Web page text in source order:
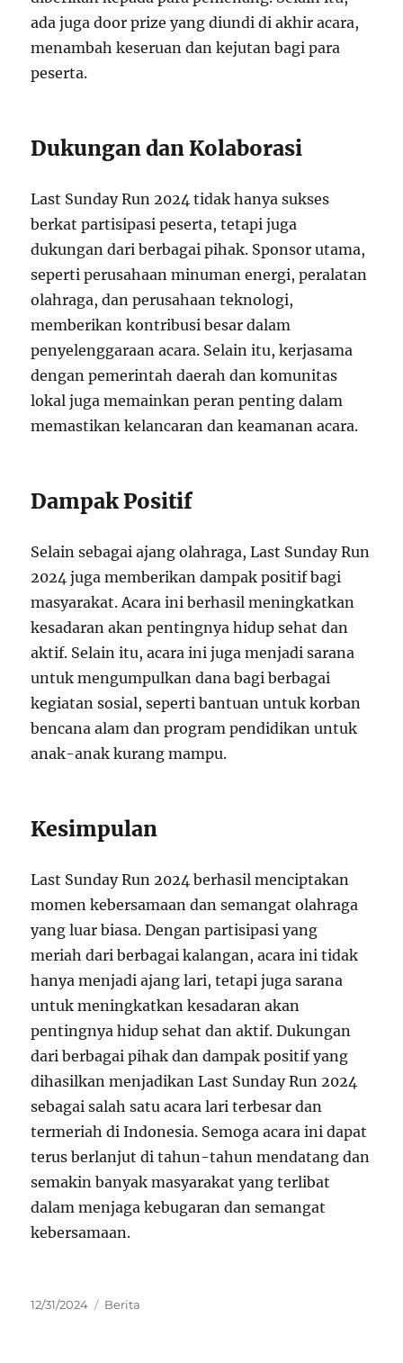
ada juga door prize yang diundi di akhir acara,
menambah keseruan dan kejutan bagi para
peserta.
Dukungan dan Kolaborasi
Last Sunday Run 2024 tidak hanya sukses
berkat partisipasi peserta, tetapi juga
dukungan dari berbagai pihak. Sponsor utama,
seperti perusahaan minuman energi, peralatan
olahraga, dan perusahaan teknologi,
memberikan kontribusi besar dalam
penyelenggaraan acara. Selain itu, kerjasama
dengan pemerintah daerah dan komunitas
lokal juga memainkan peran penting dalam
memastikan kelancaran dan keamanan acara.
Dampak Positif
Selain sebagai ajang olahraga, Last Sunday Run
2024 juga memberikan dampak positif bagi
masyarakat. Acara ini berhasil meningkatkan
kesadaran akan pentingnya hidup sehat dan
aktif. Selain itu, acara ini juga menjadi sarana
untuk mengumpulkan dana bagi berbagai
kegiatan sosial, seperti bantuan untuk korban
bencana alam dan program pendidikan untuk
anak-anak kurang mampu.
Kesimpulan
Last Sunday Run 2024 berhasil menciptakan
momen kebersamaan dan semangat olahraga
yang luar biasa. Dengan partisipasi yang
meriah dari berbagai kalangan, acara ini tidak
hanya menjadi ajang lari, tetapi juga sarana
untuk meningkatkan kesadaran akan
pentingnya hidup sehat dan aktif. Dukungan
dari berbagai pihak dan dampak positif yang
dihasilkan menjadikan Last Sunday Run 2024
sebagai salah satu acara lari terbesar dan
termeriah di Indonesia. Semoga acara ini dapat
terus berlanjut di tahun-tahun mendatang dan
semakin banyak masyarakat yang terlibat
dalam menjaga kebugaran dan semangat
kebersamaan.
Posted
12/31/2024 Categories
Berita